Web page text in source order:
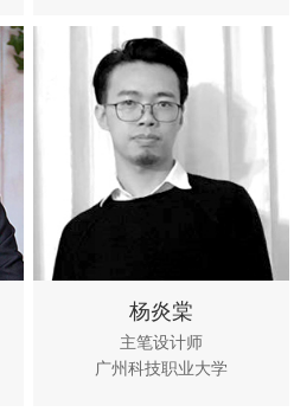
立即咨
询
查看作
杨炎棠
主笔设计师
广州科技职业大学